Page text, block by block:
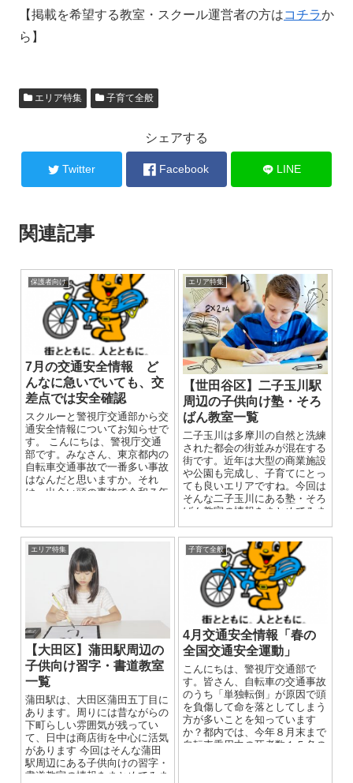
【掲載を希望する教室・スクール運営者の方はコチラか
ら】
エリア特集 子育て全般
シェアする
Twitter Facebook LINE
関連記事
保護者向け
7月の交通安全情報 ど
んなに急いでいても、交
差点では安全確認
スクルーと警視庁交通部から交
通安全情報についてお知らせで
す。 こんにちは、警視庁交通
部です。みなさん、東京都内の
自転車交通事故で一番多い事故
はなんだと思いますか。それ
は、出会い頭の事故で令和７年
エリア特集
【世田谷区】二子玉川駅
周辺の子供向け塾・そろ
ばん教室一覧
二子玉川は多摩川の自然と洗練
された都会の街並みが混在する
街です。近年は大型の商業施設
や公園も完成し、子育てにとっ
ても良いエリアですね。今回は
そんな二子玉川にある塾・そろ
ばん教室の情報をまとめてみま
な...
エリア特集
【大田区】蒲田駅周辺の
子供向け習字・書道教室
一覧
蒲田駅は、大田区蒲田五丁目に
あります。周りには昔ながらの
下町らしい雰囲気が残ってい
て、日中は商店街を中心に活気
があります 今回はそんな蒲田
駅周辺にある子供向けの習字・
書道教室の情報をまとめてみま
子育て全般
4月交通安全情報「春の
全国交通安全運動」
こんにちは、警視庁交通部で
す。皆さん、自転車の交通事故
のうち「単独転倒」が原因で頭
を負傷して命を落としてしまう
方が多いことを知っています
か？都内では、今年８月末まで
自転車乗用中の死者数１５名の